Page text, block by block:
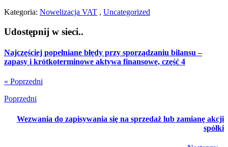
Kategoria: Nowelizacja VAT , Uncategorized
Udostępnij w sieci..
Najczęściej popełniane błędy przy sporządzaniu bilansu –
zapasy i krótkoterminowe aktywa finansowe, część 4
« Poprzedni
Poprzedni
Wezwania do zapisywania się na sprzedaż lub zamianę akcji
spółki